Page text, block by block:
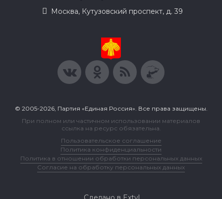
Москва, Кутузовский проспект, д. 39
© 2005-2026, Партия «Единая Россия». Все права защищены.
При полном или частичном использовании материалов
ссылка на ресурс обязательна.
Пользовательское соглашение
Политика конфиденциальности
Политика в отношении обработки персональных данных
Согласие на обработку персональных данных